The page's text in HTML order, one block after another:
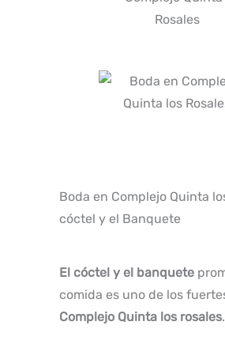
Boda en Complejo Quinta
cóctel y el Banquete
El cóctel y el banquete
comida es uno de los
Complejo Quinta los rosales.